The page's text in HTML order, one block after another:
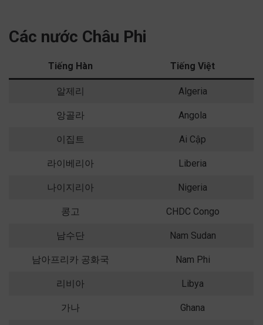
Các nước Châu Phi
Tiếng Hàn Tiếng Việt
알제리 Algeria
앙골라 Angola
이집트 Ai Cập
라이베리아 Liberia
나이지리아 Nigeria
콩고 CHDC Congo
남수단 Nam Sudan
남아프리카 공화국 Nam Phi
리비아 Libya
가나 Ghana